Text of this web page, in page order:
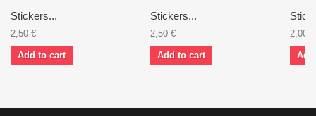
Stickers...
2,50 €
Add to cart
Stickers...
2,50 €
Add to cart
2,00 €